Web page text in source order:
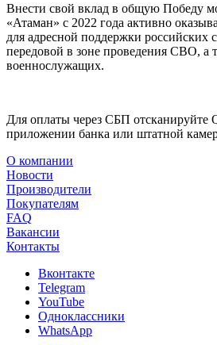
Внести свой вклад в общую Победу
«Атаман» с 2022 года активно
для адресной поддержки российских
передовой в зоне проведения СВО, а
военнослужащих.
Для оплаты через СБП отсканируйте
приложении банка или штатной
О компании
Новости
Производители
Покупателям
FAQ
Вакансии
Контакты
Вконтакте
Telegram
YouTube
Одноклассники
WhatsApp